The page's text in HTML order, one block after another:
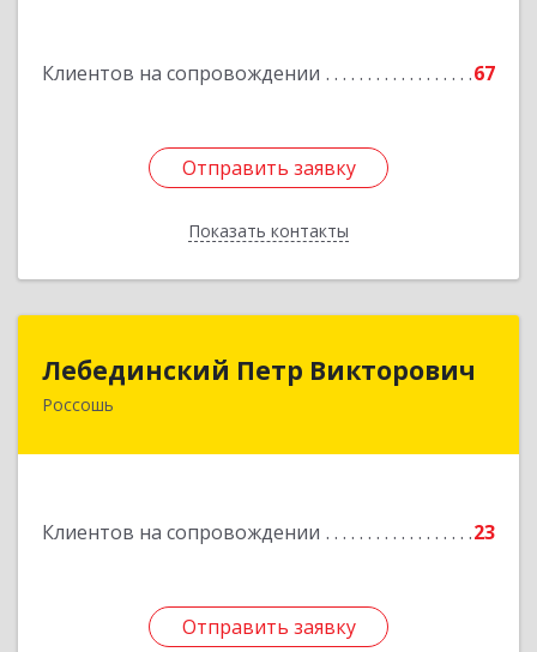
Клиентов на сопровождении 67
Отправить заявку
Показать контакты
Отправить заявку
Назад
Лебединский Петр Викторович
Россошь
Клиентов на сопровождении 23
Отправить заявку
Лебединский Петр Викторович
396650, Воронежская обл., г. Россошь, пер.
Отправить заявку